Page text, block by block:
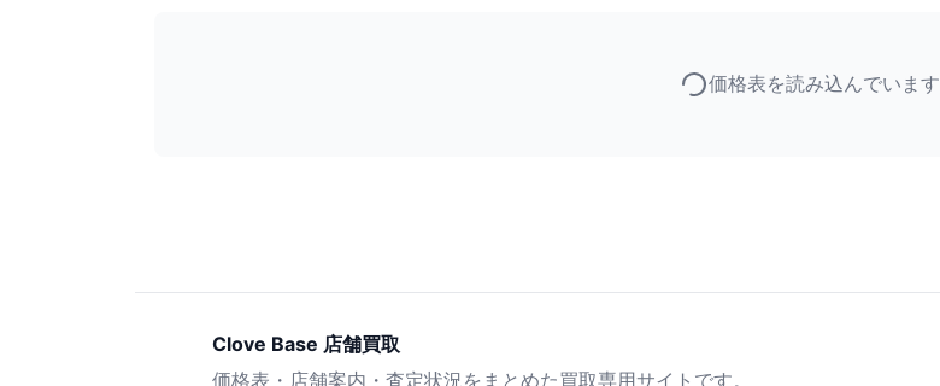
価格表を読み込んでいます
Clove Base 店舗買取
価格表・店舗案内・査定状況をまとめた買取専用サイトです。